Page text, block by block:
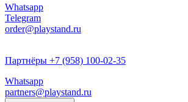
Whatsapp
Telegram
order@playstand.ru
Партнёры +7 (958) 100-02-35
Whatsapp
partners@playstand.ru